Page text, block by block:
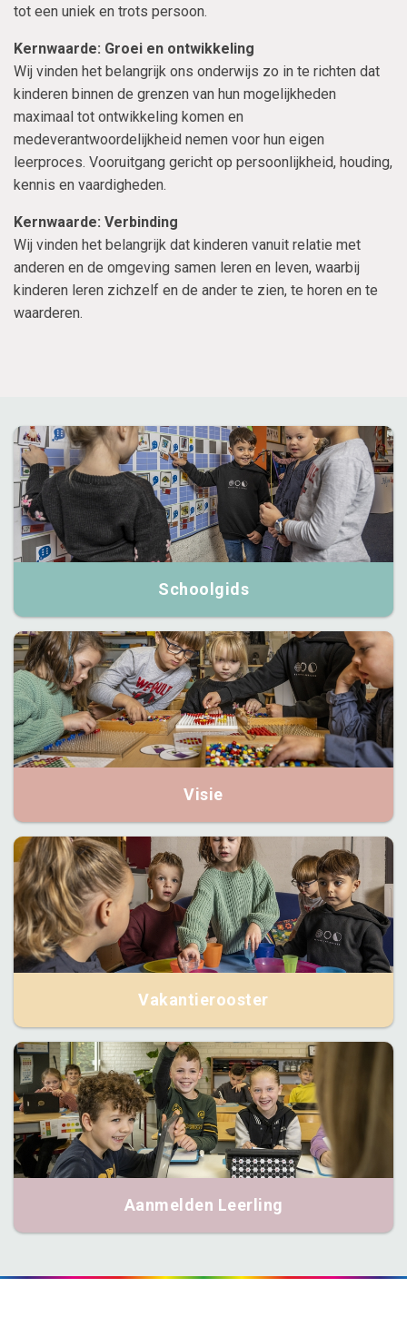
tot een uniek en trots persoon.
Kernwaarde: Groei en ontwikkeling
Wij vinden het belangrijk ons onderwijs zo in te richten dat
kinderen binnen de grenzen van hun mogelijkheden
maximaal tot ontwikkeling komen en
medeverantwoordelijkheid nemen voor hun eigen
leerproces. Vooruitgang gericht op persoonlijkheid, houding,
kennis en vaardigheden.
Kernwaarde: Verbinding
Wij vinden het belangrijk dat kinderen vanuit relatie met
anderen en de omgeving samen leren en leven, waarbij
kinderen leren zichzelf en de ander te zien, te horen en te
waarderen.
Schoolgids
Visie
Vakantierooster
Aanmelden Leerling